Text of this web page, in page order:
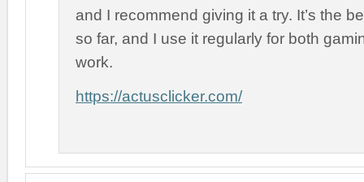
and I recommend giving it a try. It’s the
so far, and I use it regularly for both
work.
https://actusclicker.com/